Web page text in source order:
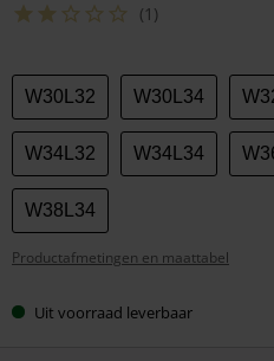
(1)
Kies
je
maat
W30L32 W30L34
W34L32 W34L34
W38L34
Productafmetingen en maattabel
Uit voorraad leverbaar